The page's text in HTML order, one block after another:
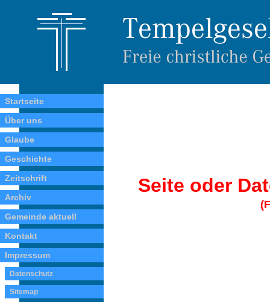
Startseite
Über uns
Glaube
Geschichte
Zeitschrift
Archiv
Gemeinde aktuell
Kontakt
Impressum
Datenschutz
Sitemap
Seite oder